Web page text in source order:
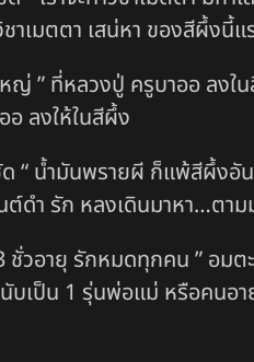
าเมตตา เสน่หา ของสีผึ้งนี้
ญ่ ” ที่หลวงปู่ ครูบาออ ลงใ
อ ลงให้ในสีผึ้ง
“ น้ำมันพรายผี ก็แพ้สีผึ้งอั
ต์ดำ รัก หลงเดินมาหา…ต
ชั่วอายุ รักหมดทุกคน ” อม
บเป็น 1 รุ่นพ่อแม่ หรือคน